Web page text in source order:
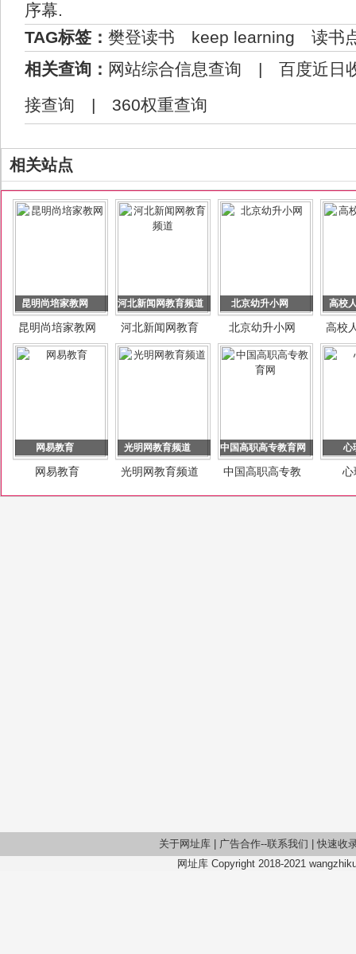
序幕.
TAG标签： 樊登读书 keep learning
读书
相关查询： 网站综合信息查询 | 百度近日
接查询 | 360权重查询
相关站点
昆明尚培家教网
昆明尚培家教网
河北新闻网教育频道
河北新闻网教育
频道
北京幼升小网
北京幼升小网
高校
高校
网易教育
网易教育
光明网教育频道
光明网教育频道
中国高职高专教育网
中国高职高专教
心
心
关于网址库 广告合作--联系我们
快速收
网址库 Copyright 2018-2021